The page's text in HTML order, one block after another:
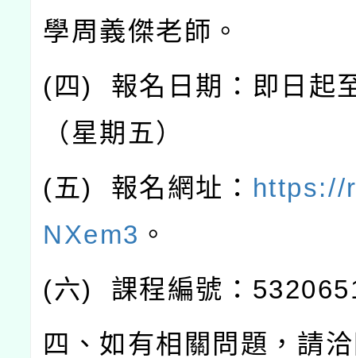
學周義傑老師。
( 四) 報名日期：即日起
（星期五）
(五) 報名網址： https://
NXem3 。
(六) 課程編號：
四、如有相關問題，請